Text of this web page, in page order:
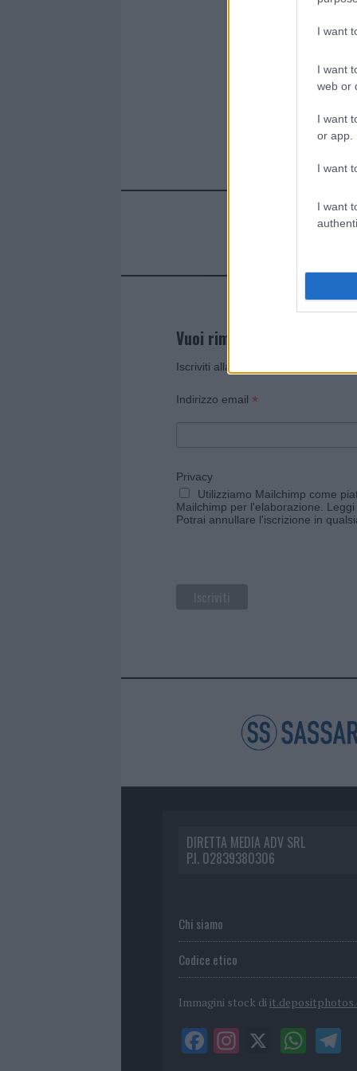
I want
I want
web or
I want
or app.
I want
I want
Vuoi rimanere sempre
Iscriviti alla newsletter di Gallura
Indirizzo email *
Privacy
Utilizziamo Mailchimp come
Mailchimp per l'elaborazione.
Potrai annullare l'iscrizione in
DIRETTA MEDIA ADV SRL
P.I. 02839380306
Chi siamo
Codice etico
Immagini stock di